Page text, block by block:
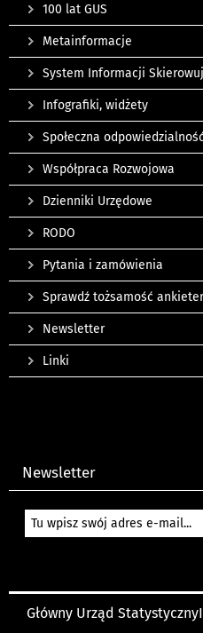
100 lat GUS
Metainformacje
System Informacji
Infografiki, widżety
Społeczna
Współpraca Rozwojowa
Dzienniki Urzędowe
RODO
Pytania i zamówienia
Sprawdź tożsamość
Newsletter
Linki
Newsletter
Główny Urząd Statystyczny